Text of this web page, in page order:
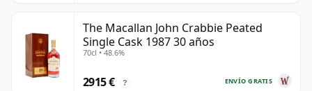
The Macallan John Crabbie Peated
Single Cask 1987 30 años
70cl • 48.6%
ENVÍO GRATIS
2915 € ?